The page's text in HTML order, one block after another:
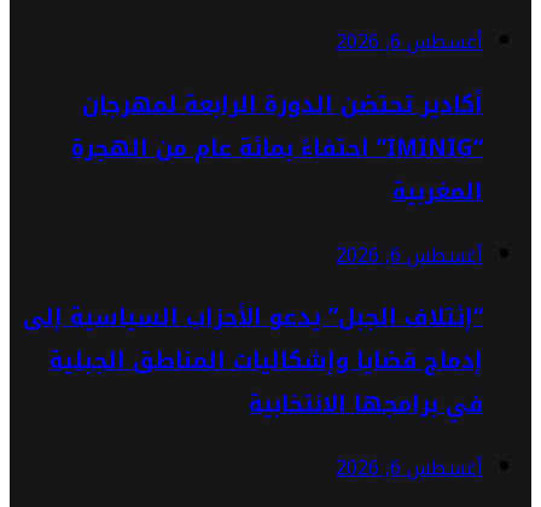
أغسطس 6, 2026
أكادير تحتضن الدورة الرابعة لمهرجان
“IMINIG” احتفاءً بمائة عام من الهجرة
المغربية
أغسطس 6, 2026
“إئتلاف الجبل” يدعو الأحزاب السياسية إلى
إدماج قضايا وإشكاليات المناطق الجبلية
في برامجها الانتخابية
أغسطس 6, 2026